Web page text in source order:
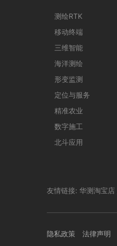
测绘RTK
移动终端
三维智能
海洋测绘
形变监测
定位与服务
精准农业
数字施工
北斗应用
友情链接: 华测淘宝店
隐私政策 法律声明